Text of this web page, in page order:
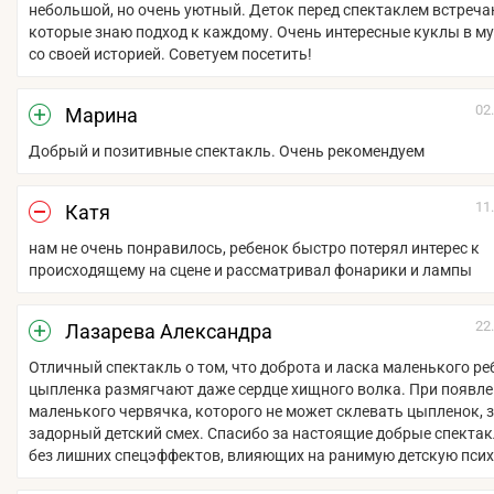
небольшой, но очень уютный. Деток перед спектаклем
которые знаю подход к каждому. Очень интересные куклы в
со своей историей. Советуем посетить!
Марина
Добрый и позитивные спектакль. Очень рекомендуем
Катя
нам не очень понравилось, ребенок быстро потерял интерес к
происходящему на сцене и рассматривал фонарики и лампы
Лазарева Александра
Отличный спектакль о том, что доброта и ласка маленького
цыпленка размягчают даже сердце хищного волка. При
маленького червячка, которого не может склевать
задорный детский смех. Спасибо за настоящие добрые
без лишних спецэффектов, влияющих на ранимую детскую